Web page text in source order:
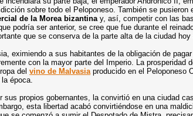
sobre todo el Peloponeso. También se pusieron
de la Morea bizantinay, así, competir con las
podría ser anterior, se cree que fue durante el
que se conserva de la parte alta de la ciudad hoy
eximiendo a sus habitantes de la obligación de
con la mayor parte del Imperio. La prosperidad
delvino de Malvasiaproducido en el Peloponeso
época.
sus propios gobernantes, la convirtió en una ciudad
esta libertad acabó convirtiéndose en una